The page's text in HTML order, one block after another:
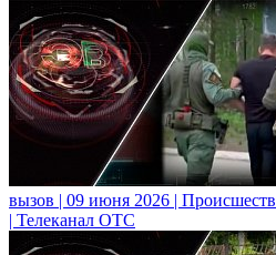
вызов | 09 июня 2026 |
| Телеканал ОТС